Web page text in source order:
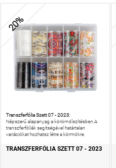
20%
Transzferfólia Szett 07 - 2023:
Népszerű alapanyag a körömdíszítésben.A
transzferfóliák segítségével határtalan
variációkat hozhatsz létre a körmökre.
TRANSZFERFÓLIA SZETT 07 - 2023